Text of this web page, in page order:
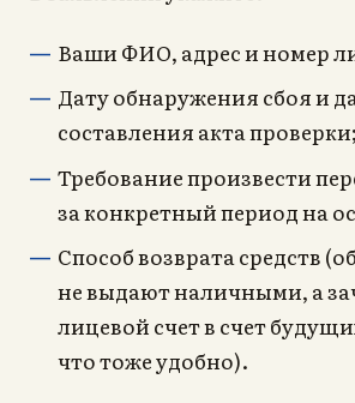
Ваши ФИО, адрес и номер
Дату обнаружения сбоя и
составления акта проверки;
Требование произвести
за конкретный период на
Способ возврата средств
не выдают наличными, а
лицевой счет в счет
что тоже удобно).